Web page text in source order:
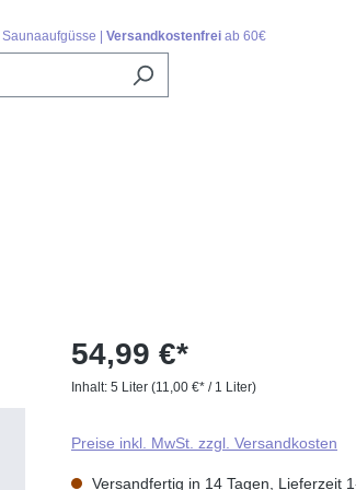
Saunaaufgüsse | Versandkostenfrei ab 60€
54,99 €*
Inhalt: 5 Liter (11,00 €* / 1 Liter)
Preise inkl. MwSt. zzgl. Versandkosten
Versandfertig in 14 Tagen, Lieferzeit